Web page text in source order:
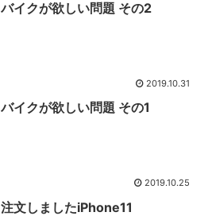
バイクが欲しい問題 その2
2019.10.31
バイクが欲しい問題 その1
2019.10.25
注文しましたiPhone11